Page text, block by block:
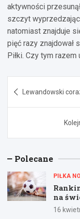
aktywności
szczyt
natomiast znajduje
pięć razy znajdował
Piłki. Czy tym
wpisu
Lewandowski
Polecane
PIŁKA
na
16